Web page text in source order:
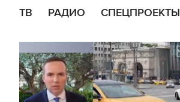
ТВ РАДИО СПЕЦПРОЕКТЫ